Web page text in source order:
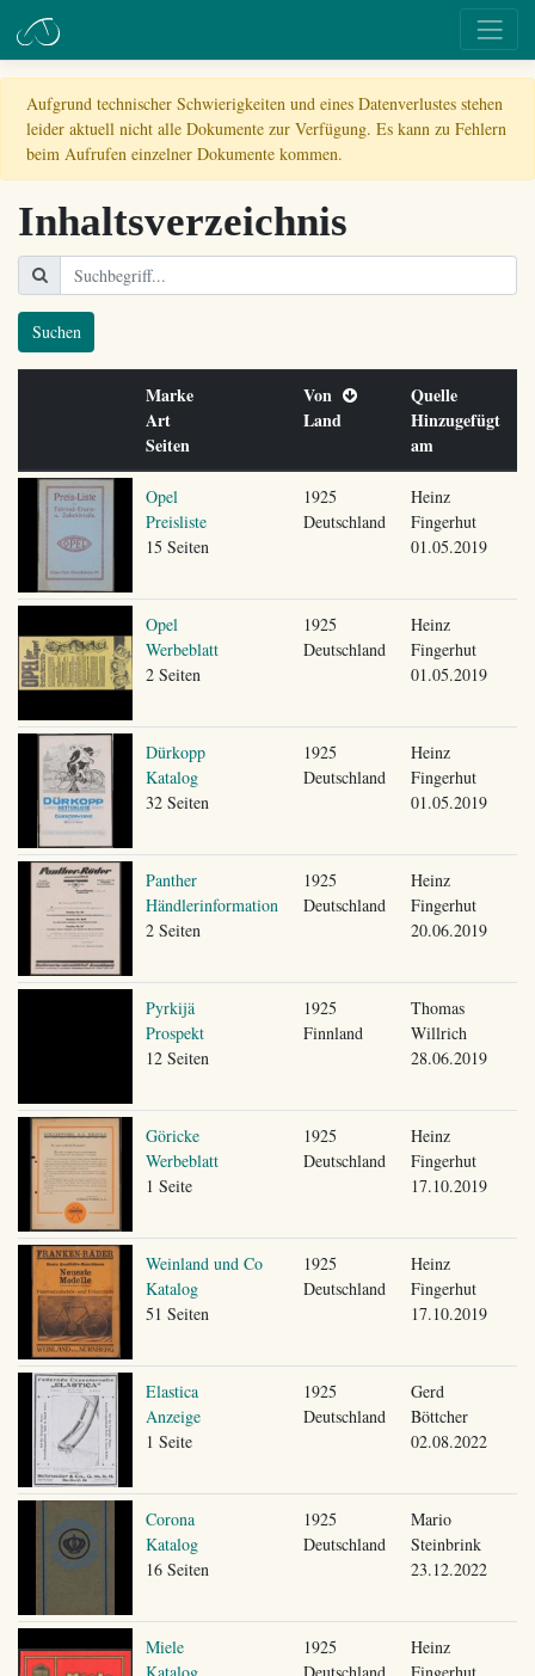
Aufgrund technischer Schwierigkeiten und eines Datenverlustes stehen
leider aktuell nicht alle Dokumente zur Verfügung. Es kann zu Fehlern
beim Aufrufen einzelner Dokumente kommen.
Inhaltsverzeichnis
Suchen
Marke
Art
Seiten
Von
Land
Quelle
Hinzugefügt
am
Opel
Preisliste
15 Seiten
1925
Deutschland
Heinz
Fingerhut
01.05.2019
Opel
Werbeblatt
2 Seiten
1925
Deutschland
Heinz
Fingerhut
01.05.2019
Dürkopp
Katalog
32 Seiten
1925
Deutschland
Heinz
Fingerhut
01.05.2019
Panther
Händlerinformation
2 Seiten
1925
Deutschland
Heinz
Fingerhut
20.06.2019
Pyrkijä
Prospekt
12 Seiten
1925
Finnland
Thomas
Willrich
28.06.2019
Göricke
Werbeblatt
1 Seite
1925
Deutschland
Heinz
Fingerhut
17.10.2019
Weinland und Co
Katalog
51 Seiten
1925
Deutschland
Heinz
Fingerhut
17.10.2019
Elastica
Anzeige
1 Seite
1925
Deutschland
Gerd
Böttcher
02.08.2022
Corona
Katalog
16 Seiten
1925
Deutschland
Mario
Steinbrink
23.12.2022
Miele
Katalog
1925
Deutschland
Heinz
Fingerhut